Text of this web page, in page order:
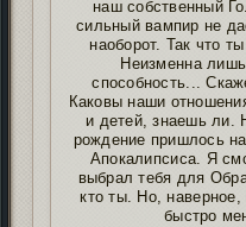
наш собственный
сильный вампир не
наоборот. Так что
Неизменна
способность...
Каковы наши
и детей, знаешь ли.
рождение пришлось
Апокалипсиса. Я
выбрал тебя для
кто ты. Но,
быстро